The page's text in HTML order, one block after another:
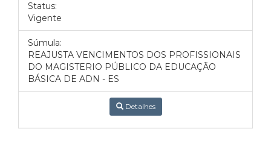
Status:
Vigente
Súmula:
REAJUSTA VENCIMENTOS DOS PROFISSIONAIS
DO MAGISTERIO PÚBLICO DA EDUCAÇÃO
BÁSICA DE ADN - ES
Detalhes